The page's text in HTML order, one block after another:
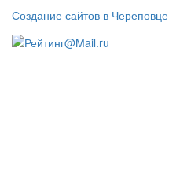
Создание сайтов в Череповце